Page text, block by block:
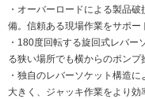
・オーバーロードによる製品
備。信頼ある現場作業をサポー
・180度回転する旋回式レバー
る狭い場所でも横からのポンプ
・独自のレバーソケット構造
大きく、ジャッキ作業をより効